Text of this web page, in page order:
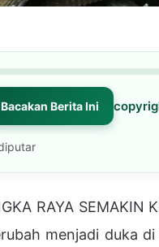
Bacakan Berita Ini
RAYA SEMAKIN
menjadi duka